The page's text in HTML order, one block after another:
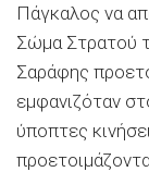
Πάγκαλος να
Σώμα Στρατού
Σαράφης
εμφανιζόταν
ύποπτες